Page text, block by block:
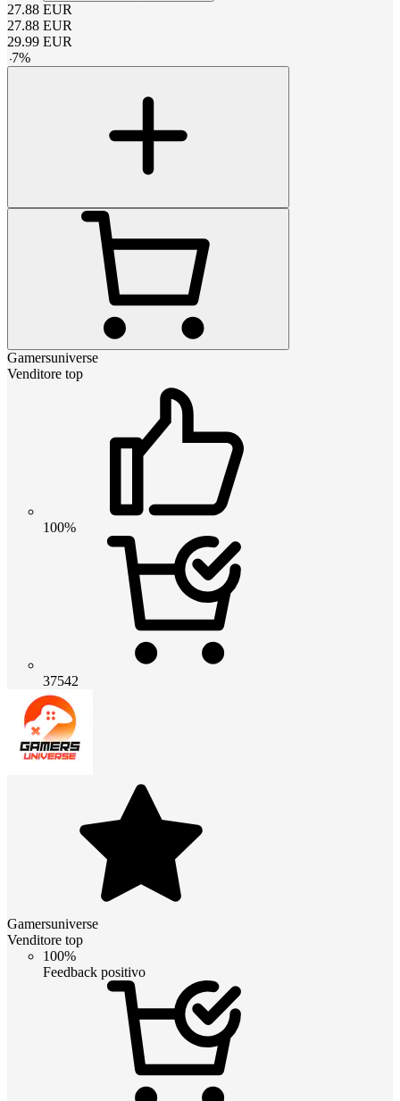
27.88 EUR
27.88 EUR
29.99 EUR
-7%
Gamersuniverse
Venditore top
100%
37542
Gamersuniverse
Venditore top
100%
Feedback positivo